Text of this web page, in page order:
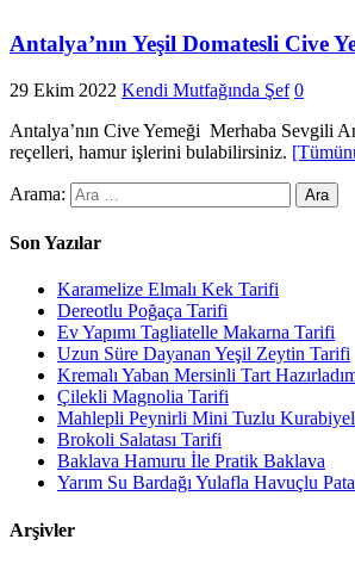
Antalya’nın Yeşil Domatesli Cive
29 Ekim 2022 Kendi Mutfağında Şef 0
Antalya’nın Cive Yemeği Merhaba Sevgili
reçelleri, hamur işlerini bulabilirsiniz.
Arama:
Son Yazılar
Karamelize Elmalı Kek Tarifi
Dereotlu Poğaça Tarifi
Ev Yapımı Tagliatelle Makarna Tarifi
Uzun Süre Dayanan Yeşil Zeytin Tarifi
Kremalı Yaban Mersinli Tart
Çilekli Magnolia Tarifi
Mahlepli Peynirli Mini Tuzlu
Brokoli Salatası Tarifi
Baklava Hamuru İle Pratik Baklava
Yarım Su Bardağı Yulafla Havuçlu
Arşivler